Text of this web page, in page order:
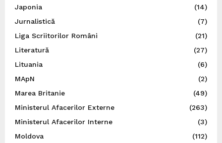
Japonia
(14)
Jurnalistică
(7)
Liga Scriitorilor Români
(21)
Literatură
(27)
Lituania
(6)
MApN
(2)
Marea Britanie
(49)
Ministerul Afacerilor Externe
(263)
Ministerul Afacerilor Interne
(3)
Moldova
(112)